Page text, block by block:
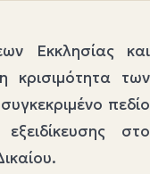
Εκκλησίας και
κρισιμότητα των
πεδίο
στο